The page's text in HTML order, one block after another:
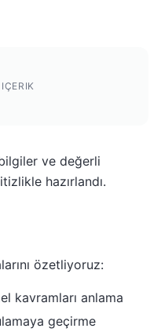
ve değerli
hazırlandı.
özetliyoruz:
kavramları anlama
geçirme